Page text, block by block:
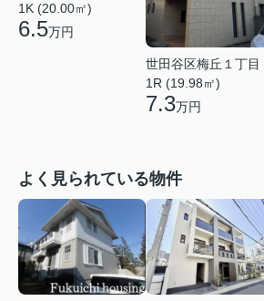
1K (20.00㎡)
6.5万円
世田谷区梅丘１丁目
1R (19.98㎡)
7.3万円
よく見られている物件